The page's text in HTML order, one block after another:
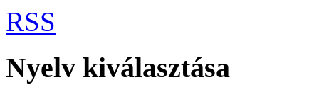
RSS
Nyelv kiválasztása